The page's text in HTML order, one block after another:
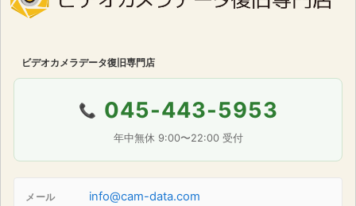
ビデオカメラデータ復旧専門店
📞 045-443-5953
年中無休 9:00〜22:00 受付
メール info@cam-data.com